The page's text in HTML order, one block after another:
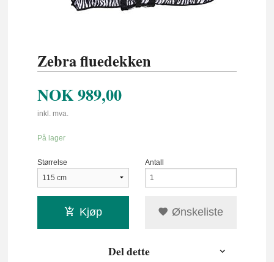
Zebra fluedekken
NOK989,00
inkl. mva.
På lager
Størrelse Antall
Kjøp Ønskeliste
Del dette